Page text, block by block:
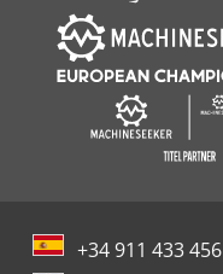
+34 911 433 456